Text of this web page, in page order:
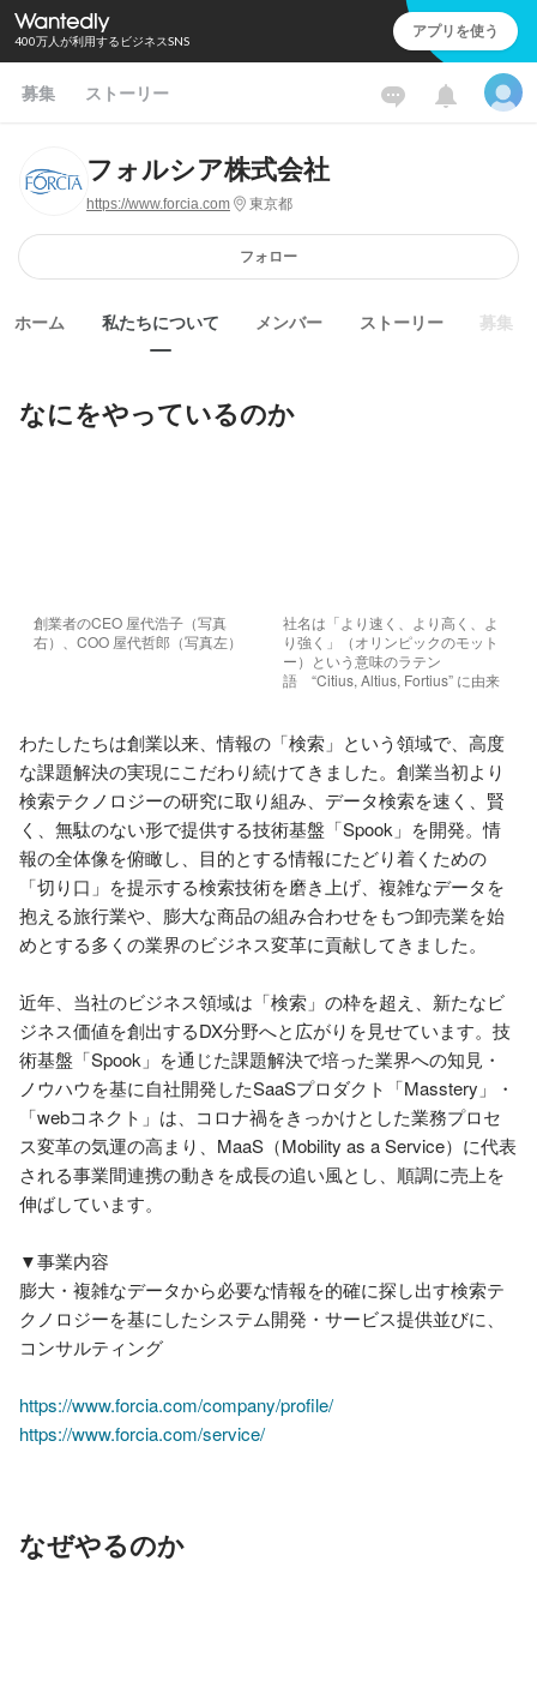
400万人が利用するビジネスSNS アプリを使う
募集 ストーリー
フォルシア株式会社
https://www.forcia.com 東京都
フォロー
ホーム 私たちについて メンバー ストーリー 募集
なにをやっているのか
創業者のCEO 屋代浩子（写真
右）、COO 屋代哲郎（写真左）
社名は「より速く、より高く、よ
り強く」（オリンピックのモット
ー）という意味のラテン
語　“Citius, Altius, Fortius” に由来
わたしたちは創業以来、情報の「検索」という領域で、高度
な課題解決の実現にこだわり続けてきました。創業当初より
検索テクノロジーの研究に取り組み、データ検索を速く、賢
く、無駄のない形で提供する技術基盤「Spook」を開発。情
報の全体像を俯瞰し、目的とする情報にたどり着くための
「切り口」を提示する検索技術を磨き上げ、複雑なデータを
抱える旅行業や、膨大な商品の組み合わせをもつ卸売業を始
めとする多くの業界のビジネス変革に貢献してきました。
近年、当社のビジネス領域は「検索」の枠を超え、新たなビ
ジネス価値を創出するDX分野へと広がりを見せています。技
術基盤「Spook」を通じた課題解決で培った業界への知見・
ノウハウを基に自社開発したSaaSプロダクト「Masstery」・
「webコネクト」は、コロナ禍をきっかけとした業務プロセ
ス変革の気運の高まり、MaaS（Mobility as a Service）に代表
される事業間連携の動きを成長の追い風とし、順調に売上を
伸ばしています。
▼事業内容
膨大・複雑なデータから必要な情報を的確に探し出す検索テ
クノロジーを基にしたシステム開発・サービス提供並びに、
コンサルティング
https://www.forcia.com/company/profile/
https://www.forcia.com/service/
なぜやるのか